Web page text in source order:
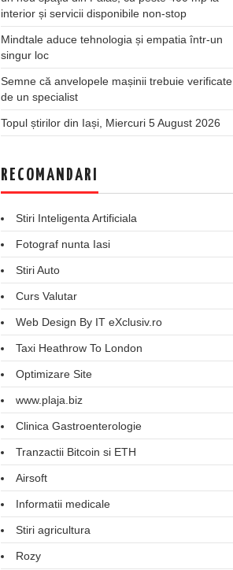
interior și servicii disponibile non-stop
Mindtale aduce tehnologia și empatia într-un
singur loc
Semne că anvelopele mașinii trebuie verificate
de un specialist
Topul știrilor din Iași, Miercuri 5 August 2026
RECOMANDARI
Stiri Inteligenta Artificiala
Fotograf nunta Iasi
Stiri Auto
Curs Valutar
Web Design By IT eXclusiv.ro
Taxi Heathrow To London
Optimizare Site
www.plaja.biz
Clinica Gastroenterologie
Tranzactii Bitcoin si ETH
Airsoft
Informatii medicale
Stiri agricultura
Rozy